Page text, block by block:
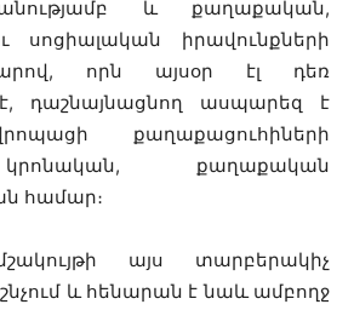
և քաղաքական,
իրավունքների
որն այսօր էլ դեռ
է, դաշնայնացնող ասպարեզ է
քաղաքացուհիների
քաղաքական
համար։
այս տարբերակիչ
և հենարան է նաև ամբողջ